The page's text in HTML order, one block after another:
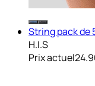
String pack de
H.I.S
Prix actuel